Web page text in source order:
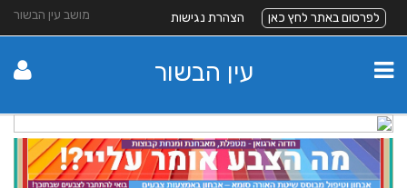
מושב עין הבשור לפרסום באתר לחץ כאן הצהרת נגישות
עין הבשור